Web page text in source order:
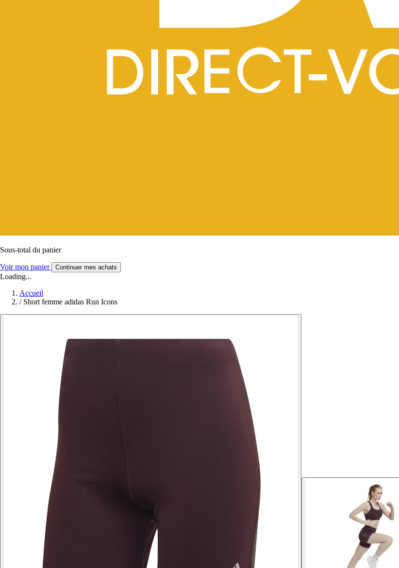
Sous-total du panier
Voir mon panier Continuer mes achats
Loading...
Accueil
/ Short femme adidas Run Icons